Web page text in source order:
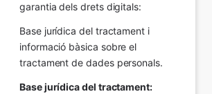
garantia dels drets digitals:
Base jurídica del tractament i
informació bàsica sobre el
tractament de dades personals.
Base jurídica del tractament: